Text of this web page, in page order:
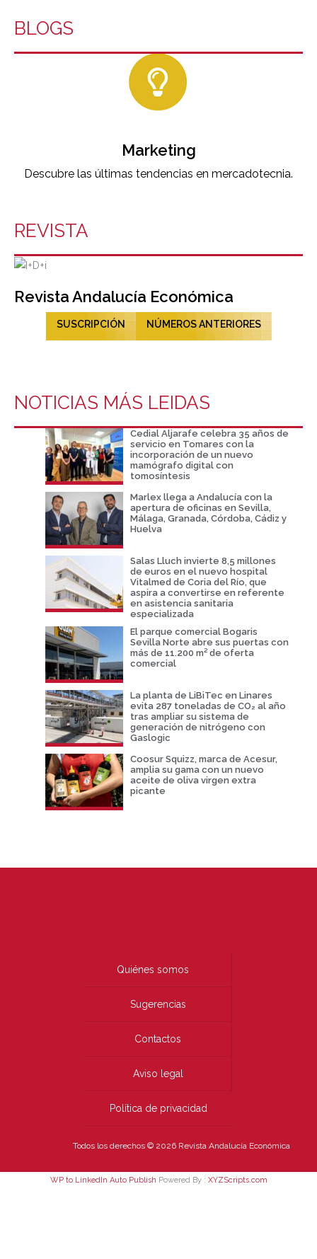
BLOGS
Marketing
Descubre las últimas tendencias en mercadotecnia.
REVISTA
Revista Andalucía Económica
SUSCRIPCIÓN NÚMEROS ANTERIORES
NOTICIAS MÁS LEIDAS
Cedial Aljarafe celebra 35 años de
servicio en Tomares con la
incorporación de un nuevo
mamógrafo digital con
tomosíntesis
Marlex llega a Andalucía con la
apertura de oficinas en Sevilla,
Málaga, Granada, Córdoba, Cádiz y
Huelva
Salas Lluch invierte 8,5 millones
de euros en el nuevo hospital
Vitalmed de Coria del Río, que
aspira a convertirse en referente
en asistencia sanitaria
especializada
El parque comercial Bogaris
Sevilla Norte abre sus puertas con
más de 11.200 m² de oferta
comercial
La planta de LiBiTec en Linares
evita 287 toneladas de CO₂ al año
tras ampliar su sistema de
generación de nitrógeno con
Gaslogic
Coosur Squizz, marca de Acesur,
amplia su gama con un nuevo
aceite de oliva virgen extra
picante
Quiénes somos
Sugerencias
Contactos
Aviso legal
Política de privacidad
Todos los derechos © 2026 Revista Andalucía Económica
WP to LinkedIn Auto Publish Powered By : XYZScripts.com